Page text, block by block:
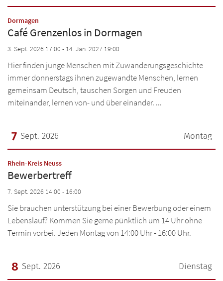
Datum: 3. September 2026
Dormagen
Café Grenzenlos in Dormagen
3. Sept. 2026 17:00 - 14. Jan. 2027 19:00
Hier finden junge Menschen mit Zuwanderungsgeschichte
immer donnerstags ihnen zugewandte Menschen, lernen
gemeinsam Deutsch, tauschen Sorgen und Freuden
miteinander, lernen von- und über einander. ...
Montag
7 Sept. 2026
Datum: 7. September 2026
Rhein-Kreis Neuss:
Bewerbertreff
7. Sept. 2026 14:00 - 16:00
Sie brauchen unterstützung bei einer Bewerbung oder einem
Lebenslauf? Kommen Sie gerne pünktlich um 14 Uhr ohne
Termin vorbei. Jeden Montag von 14:00 Uhr - 16:00 Uhr.
Dienstag
8 Sept. 2026